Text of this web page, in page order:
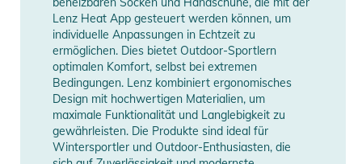
Eigenschaften:
- Zehen werden beim Toe Cap® Heizelement sowohl von
oben als auch von unten gewärmt
- eingenähtes Heizelement sorgt für Wärme und hält die
Füße warm
- verbesserte Elastizität im Wadenbereich
- Socken sind links/rechts gestrickt
- Ringbandage und gepolsterte Verstärkungen
Manufacturer
Information
Herstellerangaben anzeigen
Lenz Heat App gesteuert werden können, um
individuelle Anpassungen in Echtzeit zu
ermöglichen. Dies bietet Outdoor-Sportlern
optimalen Komfort, selbst bei extremen
Bedingungen. Lenz kombiniert ergonomisches
Design mit hochwertigen Materialien, um
maximale Funktionalität und Langlebigkeit zu
gewährleisten. Die Produkte sind ideal für
Wintersportler und Outdoor-Enthusiasten, die